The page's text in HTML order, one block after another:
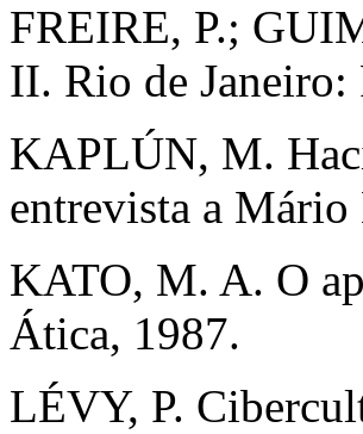
FREIRE, P.;
II. Rio de Janeiro:
KAPLÚN, M.
entrevista a
KATO, M. A. O
Ática, 1987.
LÉVY, P.